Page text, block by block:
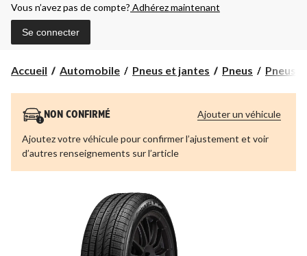
Vous n’avez pas de compte? Adhérez maintenant
Se connecter
Accueil Automobile Pneus et jantes Pneus Pneus
NON CONFIRMÉ
Ajoutez votre véhicule pour confirmer l’ajustement et voir
d’autres renseignements sur l’article
Ajouter un véhicule